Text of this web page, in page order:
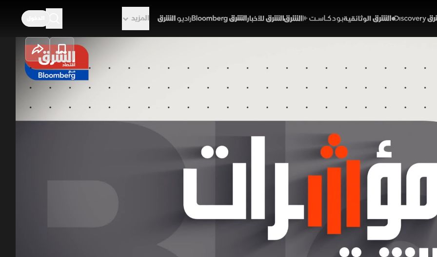
المزيد
"هرمز" يهدد النفط.. وانسحاب "إنفيديا" من
يربك "وول ستريت"
الشرق
بيوت الخبرة العالمية من التراجع الحاد في مخزونات النفط، نتيجة استمرار حصار مضيق هرمز.
وقت يسيطر فيه الغضب على أروقة "وول ستريت" عقب خسارة "إنفيديا" للسوق الصينية
تترقب الأسواق نتائج حراك باكستاني مكوكي يستهدف تقريب وجهات النظر، وفك الارتباط
بين واشنطن وطهران.